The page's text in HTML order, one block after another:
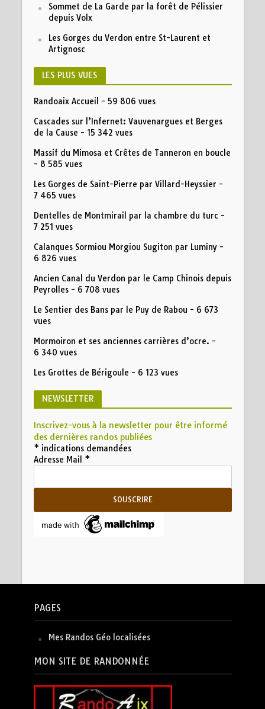
Sommet de La Garde par la forêt de Pélissier
depuis Volx
Les Gorges du Verdon entre St-Laurent et
Artignosc
LES PLUS VUES
Randoaix Accueil - 59 806 vues
Cascades sur l’Infernet: Vauvenargues et Berges
de la Cause - 15 342 vues
Massif du Mimosa et Crêtes de Tanneron en boucle
- 8 585 vues
Les Gorges de Saint-Pierre par Villard-Heyssier -
7 465 vues
Dentelles de Montmirail par la chambre du turc -
7 251 vues
Calanques Sormiou Morgiou Sugiton par Luminy-
6 826 vues
Ancien Canal du Verdon par le Camp Chinois depuis
Peyrolles- 6 708 vues
Le Sentier des Bans par le Puy de Rabou - 6 673
vues
Mormoiron et ses anciennes carrières d’ocre. -
6 340 vues
Les Grottes de Bérigoule - 6 123 vues
NEWSLETTER
Inscrivez-vous à la newsletter pour être informé
des dernières randos publiées
* indications demandées
Adresse Mail *
PAGES
Mes Randos Géo localisées
MON SITE DE RANDONNÉE